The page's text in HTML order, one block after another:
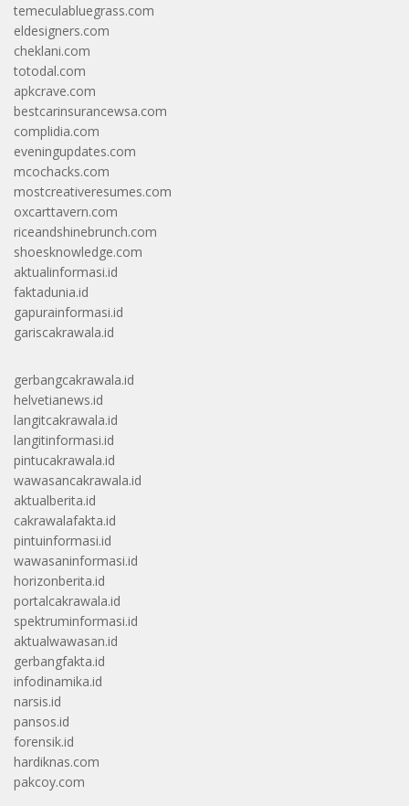
temeculabluegrass.com
eldesigners.com
cheklani.com
totodal.com
apkcrave.com
bestcarinsurancewsa.com
complidia.com
eveningupdates.com
mcochacks.com
mostcreativeresumes.com
oxcarttavern.com
riceandshinebrunch.com
shoesknowledge.com
aktualinformasi.id
faktadunia.id
gapurainformasi.id
gariscakrawala.id
gerbangcakrawala.id
helvetianews.id
langitcakrawala.id
langitinformasi.id
pintucakrawala.id
wawasancakrawala.id
aktualberita.id
cakrawalafakta.id
pintuinformasi.id
wawasaninformasi.id
horizonberita.id
portalcakrawala.id
spektruminformasi.id
aktualwawasan.id
gerbangfakta.id
infodinamika.id
narsis.id
pansos.id
forensik.id
hardiknas.com
pakcoy.com